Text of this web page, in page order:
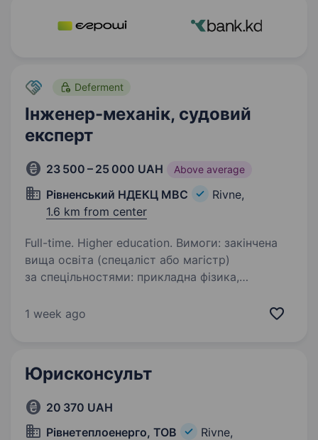
Deferment
Інженер-механік, судовий
експерт
23 500 – 25 000 UAH Above average
Рівненський НДЕКЦ МВС
Rivne,
1.6 km from center
Full-time. Higher education. Вимоги: закінчена
вища освіта (спецаліст або магістр)
за спецільностями: прикладна фізика,
галузеве машинобудування, енергетичне
1 week ago
Юрисконсульт
20 370 UAH
Рівнетеплоенерго, ТОВ
Rivne,